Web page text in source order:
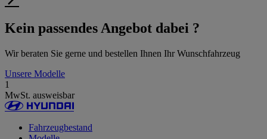
Kein passendes Angebot dabei ?
Wir beraten Sie gerne und bestellen Ihnen Ihr Wunschfahrzeug
Unsere Modelle
1
MwSt. ausweisbar
Fahrzeugbestand